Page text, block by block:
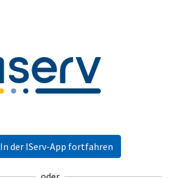
In der IServ-App fortfahren